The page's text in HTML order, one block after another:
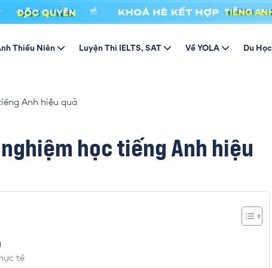
Thiếu Niên Luyện Thi IELTS, SAT Về YOLA Du Học
Anh hiệu quả
học tiếng Anh hiệu
tế